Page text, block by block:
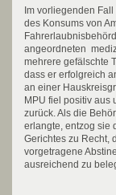
Im vorliegenden
des Konsums von
angeordneten
mehrere gefälschte
dass er erfolgreich
an einer
MPU fiel positiv aus
zurück. Als die
erlangte, entzog sie
Gerichtes zu Recht,
vorgetragene
ausreichend zu